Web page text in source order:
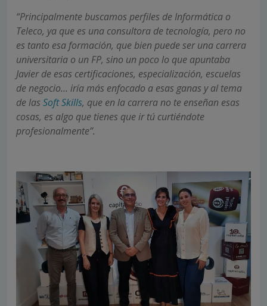
“Principalmente buscamos perfiles de Informática o
Teleco, ya que es una consultora de tecnología, pero no
es tanto esa formación, que bien puede ser una carrera
universitaria o un FP, sino un poco lo que apuntaba
Javier de esas certificaciones, especialización, escuelas
de negocio… iría más enfocado a esas ganas y al tema
de las Soft Skills, que en la carrera no te enseñan esas
cosas, es algo que tienes que ir tú curtiéndote
profesionalmente”.